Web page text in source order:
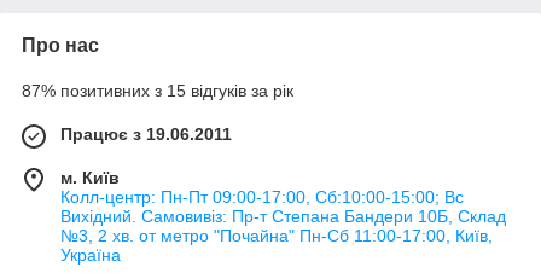
Про нас
87% позитивних з 15 відгуків за рік
Працює з 19.06.2011
м. Київ
Колл-центр: Пн-Пт 09:00-17:00, Сб:10:00-15:00; Вс
Вихідний. Самовивіз: Пр-т Степана Бандери 10Б, Склад
№3, 2 хв. от метро "Почайна" Пн-Cб 11:00-17:00, Київ,
Україна